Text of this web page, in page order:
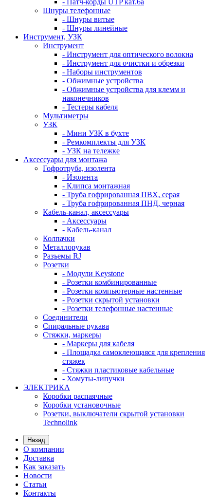
- Патч-корды UTP кат.6а
Шнуры телефонные
- Шнуры витые
- Шнуры линейные
Инструмент, УЗК
Инструмент
- Инструмент для оптического волокна
- Инструмент для очистки и обрезки
- Наборы инструментов
- Обжимные устройства
- Обжимные устройства для клемм и
наконечников
- Тестеры кабеля
Мультиметры
УЗК
- Мини УЗК в бухте
- Ремкомплекты для УЗК
- УЗК на тележке
Аксессуары для монтажа
Гофротруба, изолента
- Изолента
- Клипса монтажная
- Труба гофрированная ПВХ, серая
- Труба гофрированная ПНД, черная
Кабель-канал, аксессуары
- Аксессуары
- Кабель-канал
Колпачки
Металлорукав
Разъемы RJ
Розетки
- Модули Keystone
- Розетки комбинированные
- Розетки компьютерные настенные
- Розетки скрытой установки
- Розетки телефонные настенные
Соединители
Спиральные рукава
Стяжки, маркеры
- Маркеры для кабеля
- Площадка самоклеющаяся для крепления
стяжек
- Стяжки пластиковые кабельные
- Хомуты-липучки
ЭЛЕКТРИКА
Коробки распаячные
Коробки установочные
Розетки, выключатели скрытой установки
Technolink
Назад
О компании
Доставка
Как заказать
Новости
Статьи
Контакты